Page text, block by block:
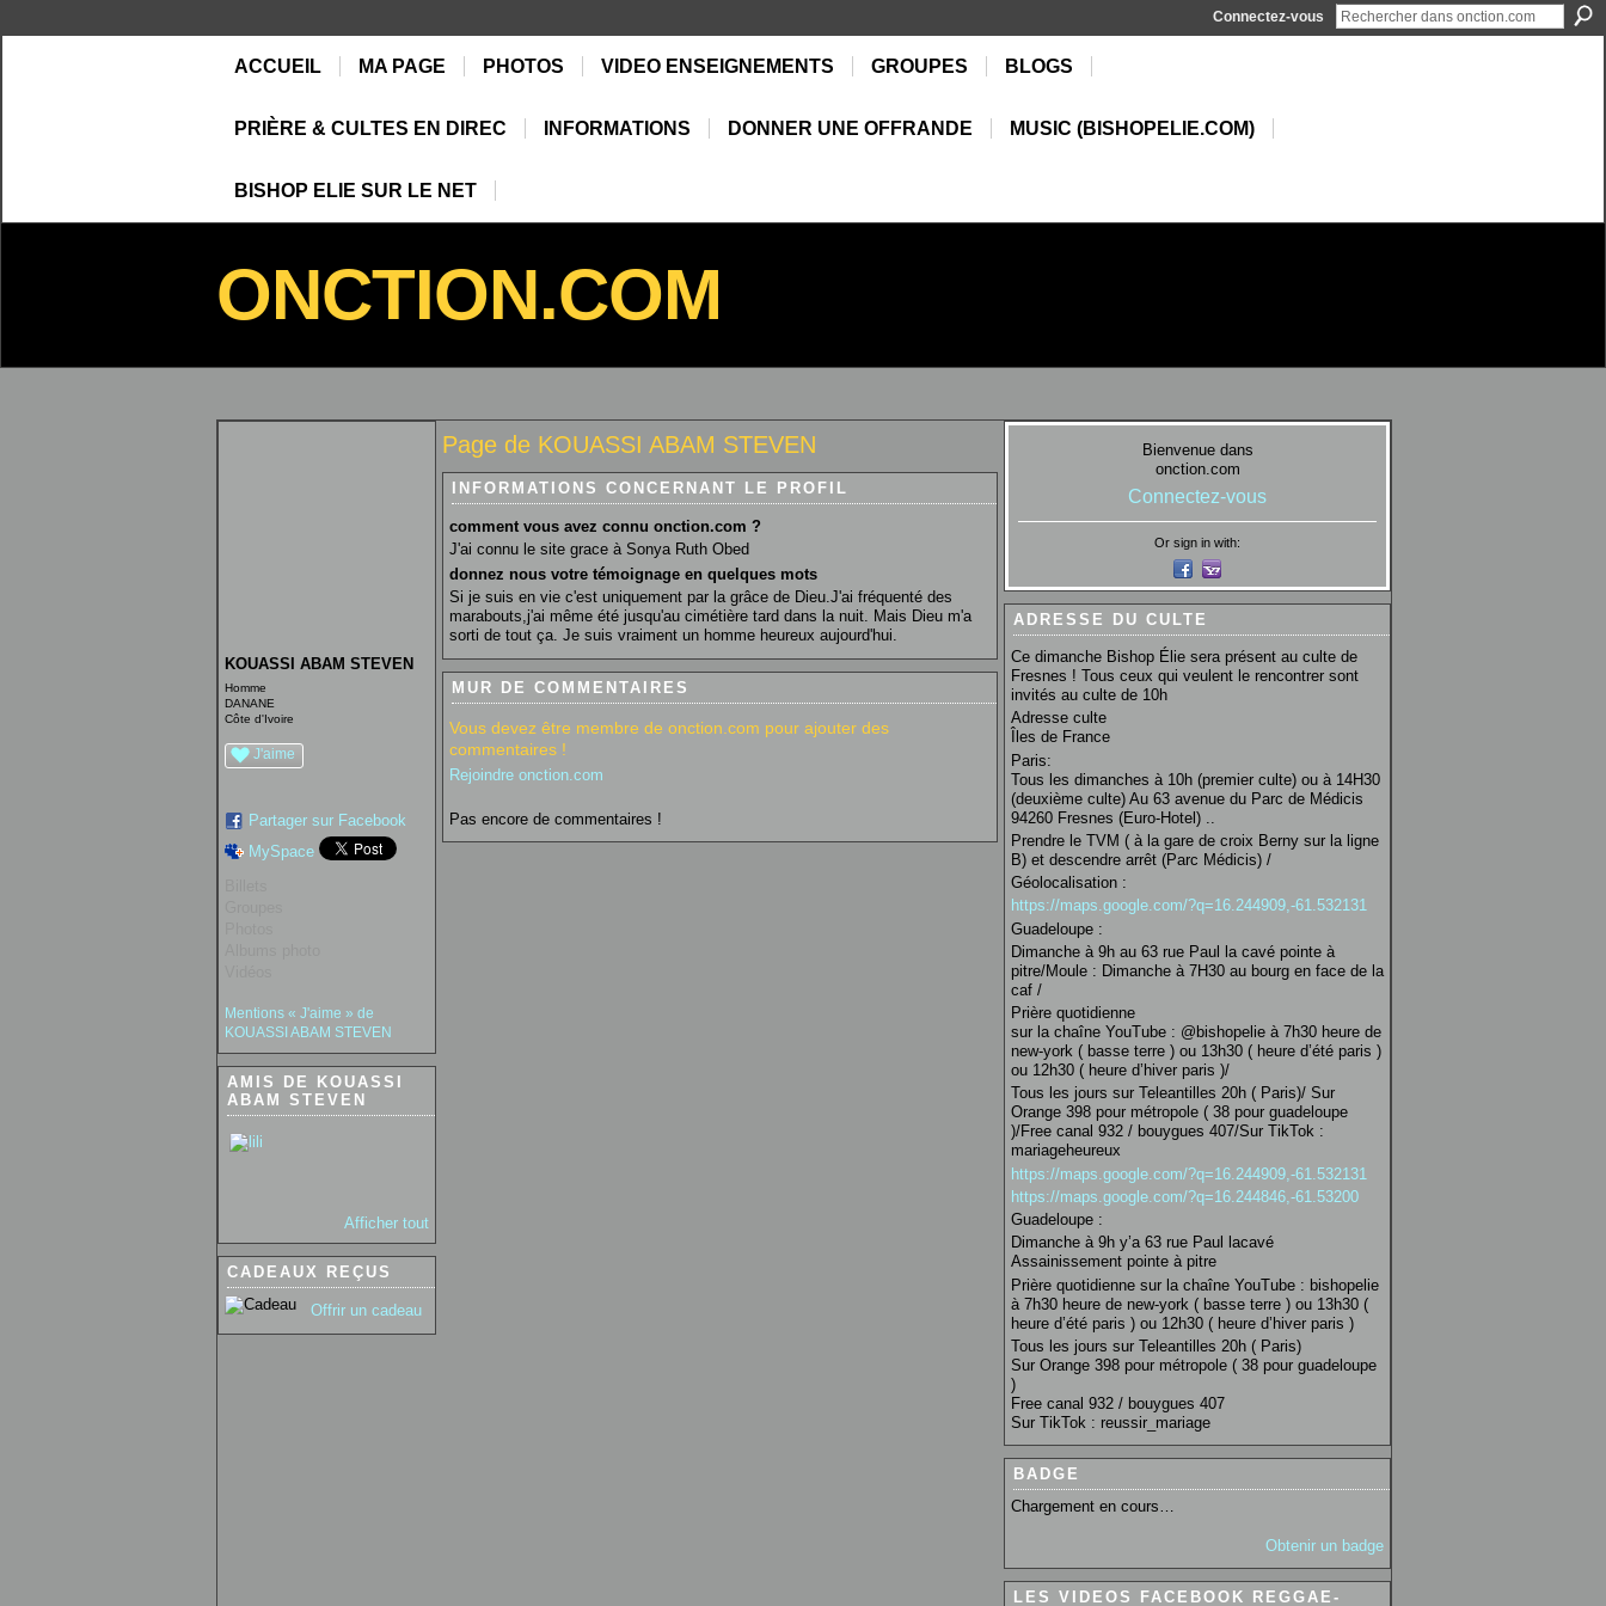
Connectez-vous
ACCUEIL MA PAGE PHOTOS VIDEO ENSEIGNEMENTS GROUPES BLOGS
PRIÈRE & CULTES EN DIREC INFORMATIONS DONNER UNE OFFRANDE MUSIC (BISHOPELIE.COM)
BISHOP ELIE SUR LE NET
ONCTION.COM
KOUASSI ABAM STEVEN
Homme
DANANE
Côte d'Ivoire
J'aime
Partager sur Facebook
MySpace
Mentions « J'aime » de
KOUASSI ABAM STEVEN
AMIS DE KOUASSI
ABAM STEVEN
Afficher tout
CADEAUX REÇUS
Offrir un cadeau
Page de KOUASSI ABAM STEVEN
INFORMATIONS CONCERNANT LE PROFIL
comment vous avez connu onction.com ?
J'ai connu le site grace à Sonya Ruth Obed
donnez nous votre témoignage en quelques mots
Si je suis en vie c'est uniquement par la grâce de Dieu.J'ai fréquenté des
marabouts,j'ai même été jusqu'au cimétière tard dans la nuit. Mais Dieu m'a
sorti de tout ça. Je suis vraiment un homme heureux aujourd'hui.
MUR DE COMMENTAIRES
Vous devez être membre de onction.com pour ajouter des
commentaires !
Rejoindre onction.com
Pas encore de commentaires !
Bienvenue dans
onction.com
Connectez-vous
Or sign in with:
ADRESSE DU CULTE
Ce dimanche Bishop Élie sera présent au culte de
Fresnes ! Tous ceux qui veulent le rencontrer sont
invités au culte de 10h
Adresse culte
Îles de France
Paris:
Tous les dimanches à 10h (premier culte) ou à 14H30
(deuxième culte) Au 63 avenue du Parc de Médicis
94260 Fresnes (Euro-Hotel) ..
Prendre le TVM ( à la gare de croix Berny sur la ligne
B) et descendre arrêt (Parc Médicis) /
Géolocalisation :
https://maps.google.com/?q=16.244909,-61.532131
Guadeloupe :
Dimanche à 9h au 63 rue Paul la cavé pointe à
pitre/Moule : Dimanche à 7H30 au bourg en face de la
caf /
Prière quotidienne
sur la chaîne YouTube : @bishopelie à 7h30 heure de
new-york ( basse terre ) ou 13h30 ( heure d’été paris )
ou 12h30 ( heure d’hiver paris )/
Tous les jours sur Teleantilles 20h ( Paris)/ Sur
Orange 398 pour métropole ( 38 pour guadeloupe
)/Free canal 932 / bouygues 407/Sur TikTok :
mariageheureux
https://maps.google.com/?q=16.244909,-61.532131
https://maps.google.com/?q=16.244846,-61.53200
Guadeloupe :
Dimanche à 9h y’a 63 rue Paul lacavé
Assainissement pointe à pitre
Prière quotidienne sur la chaîne YouTube : bishopelie
à 7h30 heure de new-york ( basse terre ) ou 13h30 (
heure d’été paris ) ou 12h30 ( heure d’hiver paris )
Tous les jours sur Teleantilles 20h ( Paris)
Sur Orange 398 pour métropole ( 38 pour guadeloupe
)
Free canal 932 / bouygues 407
Sur TikTok : reussir_mariage
BADGE
Chargement en cours…
Obtenir un badge
LES VIDEOS FACEBOOK REGGAE-